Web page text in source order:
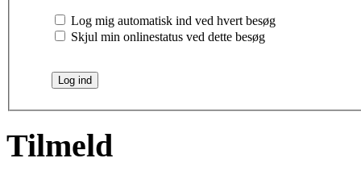
Log mig automatisk ind ved hvert besøg
Skjul min onlinestatus ved dette besøg
Tilmeld